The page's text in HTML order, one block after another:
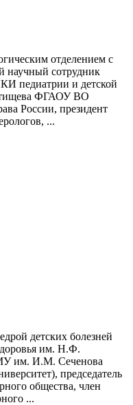
отделением с
научный сотрудник
педиатрии и детской
ФГАОУ ВО
России, президент
...
детских болезней
им. Н.Ф.
им. И.М. Сеченова
председатель
общества, член
...